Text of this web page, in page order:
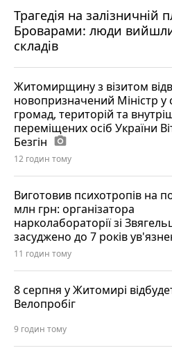
Трагедія на залізничній
Броварами: люди вийшли
складів
Житомирщину з візитом
новопризначений Міністр у
громад, територій та
переміщених осіб України
Безгін photo_camera
12 годин тому
Виготовив психотропів на
млн грн: організатора
нарколабораторії зі
засуджено до 7 років
11 годин тому
8 серпня у Житомирі
Велопробіг
9 годин тому